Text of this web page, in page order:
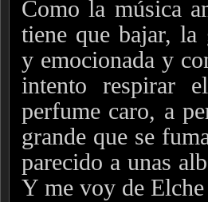
Como la música
tiene que bajar, la
y emocionada y
intento respirar
perfume caro, a
grande que se
parecido a unas
Y me voy de